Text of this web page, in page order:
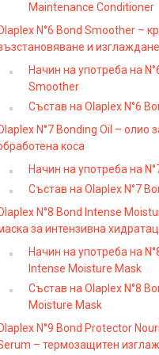
Maintenance Conditioner
N°6 Bond Smoother –
и
Начин на употреба на
Smoother
Състав на Olaplex N°6
N°7 Bonding Oil – олио
коса
Начин на употреба на
Състав на Olaplex N°7
N°8 Bond Intense
за интензивна
Начин на употреба на
Intense Moisture Mask
Състав на Olaplex N°8
Moisture Mask
N°9 Bond Protector
– термозащитен